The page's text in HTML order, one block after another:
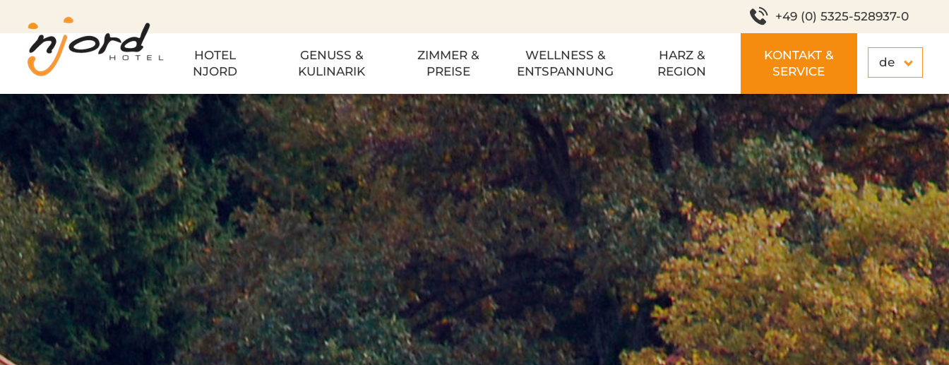
+49 (0) 5325-528937-0
HOTEL
NJORD
GENUSS &
KULINARIK
ZIMMER &
PREISE
WELLNESS &
ENTSPANNUNG
HARZ &
REGION
KONTAKT &
SERVICE
de